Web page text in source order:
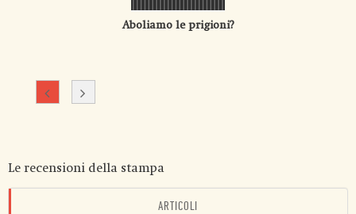
Aboliamo le prigioni?
Le recensioni della stampa
ARTICOLI